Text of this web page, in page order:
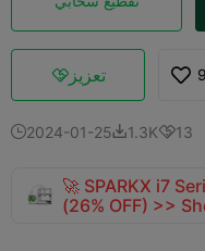
تعزيز
2024-01-251.3K13
🚀 SPARKX i7
(26% OFF) >>